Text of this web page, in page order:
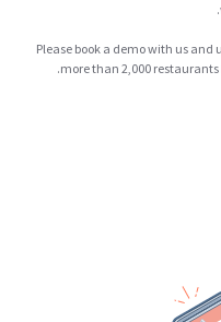
Please book a demo with us
more than 2,000